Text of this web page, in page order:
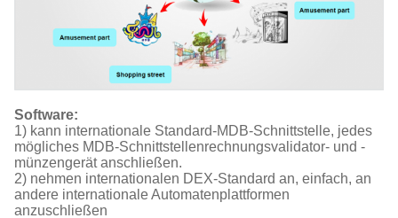
Software:
1) kann internationale Standard-MDB-Schnittstelle, jedes
mögliches MDB-Schnittstellenrechnungsvalidator- und -
münzengerät anschließen.
2) nehmen internationalen DEX-Standard an, einfach, an
andere internationale Automatenplattformen
anzuschließen